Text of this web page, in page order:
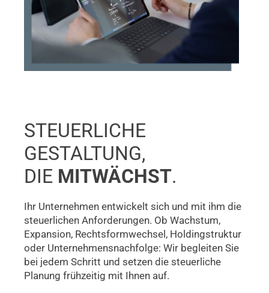
STEUERLICHE
GESTALTUNG,
DIE MITWÄCHST.
Ihr Unternehmen entwickelt sich und mit ihm die
steuerlichen Anforderungen. Ob Wachstum,
Expansion, Rechtsformwechsel, Holdingstruktur
oder Unternehmensnachfolge: Wir begleiten Sie
bei jedem Schritt und setzen die steuerliche
Planung frühzeitig mit Ihnen auf.